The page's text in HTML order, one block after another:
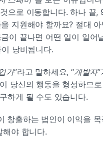
으로 이동합니다. 하나 끝,
지원해야 할까요? 절대
이 끝나면 어떤 일이 일어
낭비됩니다.
가”라고 말하세요, “개발자
당신의 행동을 형성하므
하게 될 수도 있습니다.
창출하는 법인이 이익을
해야 합니다.